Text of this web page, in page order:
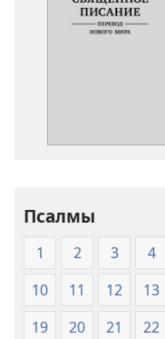
Псалмы
1 2 3 4
10
11 12 13
19
20 21 22